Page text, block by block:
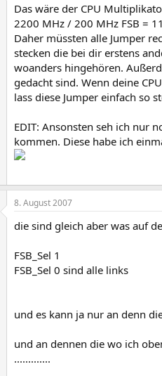
Das wäre der CPU
2200 MHz / 200 MHz FSB = 11
Daher müssten alle Jumper
stecken die bei dir erstens
woanders hingehören.
gedacht sind. Wenn deine
lass diese Jumper einfach so
EDIT: Ansonsten seh ich nur
kommen. Diese habe ich
8. August 2007
die sind gleich aber was auf
FSB_Sel 1
FSB_Sel 0 sind alle links
und es kann ja nur an denn
und an dennen die wo ich
.............